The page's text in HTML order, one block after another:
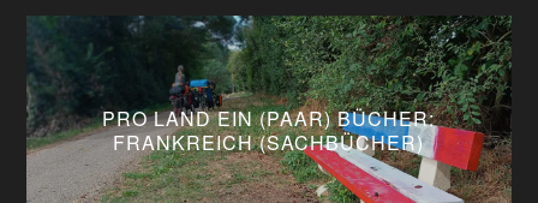
PRO LAND EIN (PAAR) BÜCHER:
FRANKREICH (SACHBÜCHER)